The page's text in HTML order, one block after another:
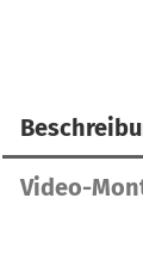
Video-